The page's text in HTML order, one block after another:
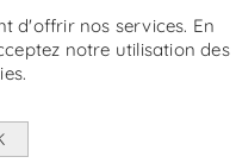
d'offrir nos services. En
notre utilisation des